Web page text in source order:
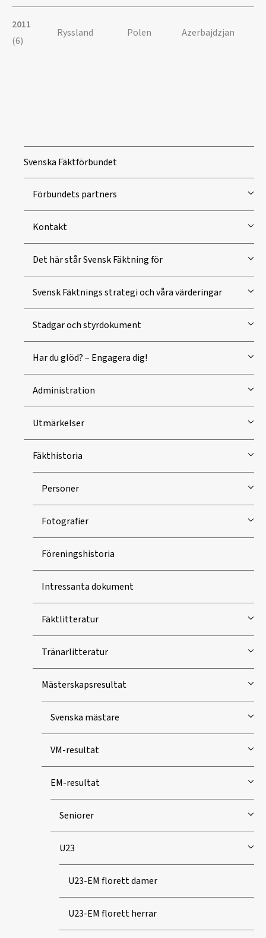
2011
(6)
Ryssland Polen Azerbajdzjan
Svenska Fäktförbundet
Förbundets partners
Kontakt
Det här står Svensk Fäktning för
Svensk Fäktnings strategi och våra värderingar
Stadgar och styrdokument
Har du glöd? – Engagera dig!
Administration
Utmärkelser
Fäkthistoria
Personer
Fotografier
Föreningshistoria
Intressanta dokument
Fäktlitteratur
Tränarlitteratur
Mästerskapsresultat
Svenska mästare
VM-resultat
EM-resultat
Seniorer
U23
U23-EM florett damer
U23-EM florett herrar